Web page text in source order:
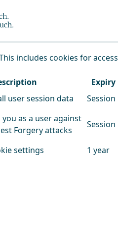
our service.
includes cookies for access
Expiry
user session data Session
as a user against
Forgery attacks
Session
settings 1 year